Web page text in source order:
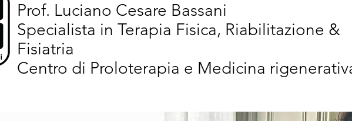
Prof. Luciano Cesare Bassani
Specialista in Terapia Fisica, Riabilitazione &
Fisiatria
Centro di Proloterapia e Medicina